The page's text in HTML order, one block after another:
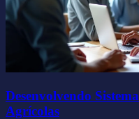
Desenvolvendo
Agrícolas